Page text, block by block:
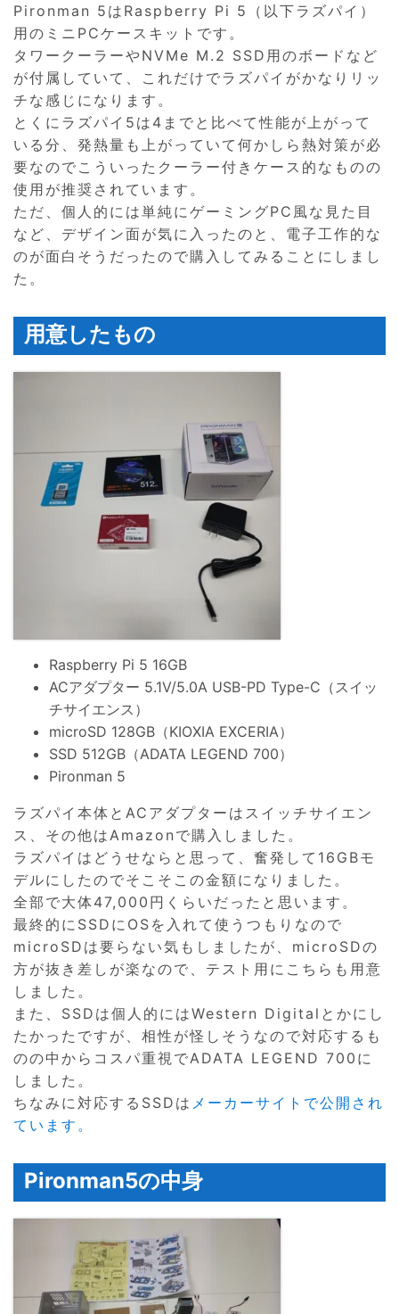
Pironman 5はRaspberry Pi 5（以下ラズパイ）
用のミニPCケースキットです。
タワークーラーやNVMe M.2 SSD用のボードなど
が付属していて、これだけでラズパイがかなりリッ
チな感じになります。
とくにラズパイ5は4までと比べて性能が上がって
いる分、発熱量も上がっていて何かしら熱対策が必
要なのでこういったクーラー付きケース的なものの
使用が推奨されています。
ただ、個人的には単純にゲーミングPC風な見た目
など、デザイン面が気に入ったのと、電子工作的な
のが面白そうだったので購入してみることにしまし
た。
用意したもの
Raspberry Pi 5 16GB
ACアダプター 5.1V/5.0A USB-PD Type-C（スイッ
チサイエンス）
microSD 128GB（KIOXIA EXCERIA）
SSD 512GB（ADATA LEGEND 700）
Pironman 5
ラズパイ本体とACアダプターはスイッチサイエン
ス、その他はAmazonで購入しました。
ラズパイはどうせならと思って、奮発して16GBモ
デルにしたのでそこそこの金額になりました。
全部で大体47,000円くらいだったと思います。
最終的にSSDにOSを入れて使うつもりなので
microSDは要らない気もしましたが、microSDの
方が抜き差しが楽なので、テスト用にこちらも用意
しました。
また、SSDは個人的にはWestern Digitalとかにし
たかったですが、相性が怪しそうなので対応するも
のの中からコスパ重視でADATA LEGEND 700に
しました。
ちなみに対応するSSDは メーカーサイトで公開され
ています。
Pironman5の中身